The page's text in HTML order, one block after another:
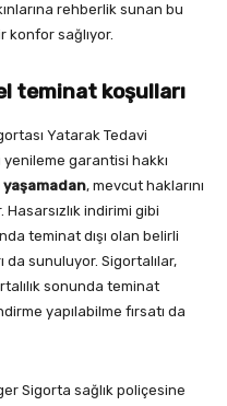
rehberlik sunan bu
konfor sağlıyor.
teminat koşulları
Yatarak Tedavi
garantisi hakkı
, mevcut haklarını
indirimi gibi
teminat dışı olan belirli
da sunuluyor. Sigortalılar,
sonunda teminat
yapılabilme fırsatı da
Sigorta sağlık poliçesine